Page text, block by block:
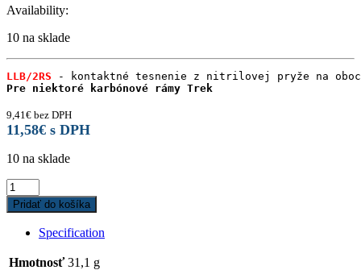
Availability:
10 na sklade
LLB/2RS
Pre niektoré karbónové rámy Trek
9,41 € bez DPH
11,58€ s DPH
10 na sklade
Ložisko
MR
24371
LLB
Enduro
24x37,1x7
Pridať do košíka
Specification
Hmotnosť 31,1 g